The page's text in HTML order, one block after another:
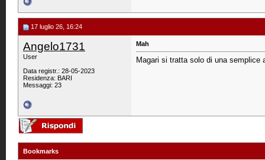
17 luglio 26, 16:24
Angelo1731
User
Data registr.: 28-05-2023
Residenza: BARI
Messaggi: 23
Mah
Magari si tratta solo di una semplice
Bookmarks